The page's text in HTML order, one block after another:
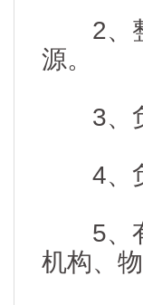
2、整
源。
3、负
4、负
5、有
机构、